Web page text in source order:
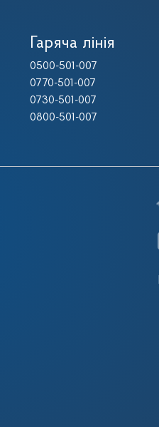
Гаряча лінія
0500-501-007
0770-501-007
0730-501-007
0800-501-007